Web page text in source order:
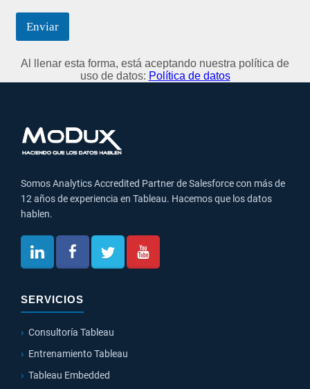
Enviar
Al llenar esta forma, está aceptando nuestra política de
uso de datos: Política de datos
Somos Analytics Accredited Partner de Salesforce con más de
12 años de experiencia en Tableau. Hacemos que los datos
hablen.
SERVICIOS
Consultoría Tableau
Entrenamiento Tableau
Tableau Embedded